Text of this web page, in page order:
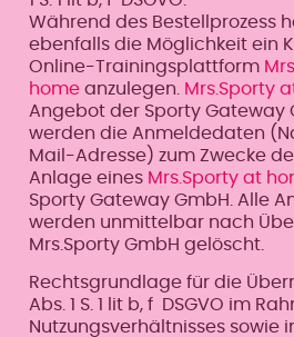
Während des Bestellprozess
ebenfalls die Möglichkeit ein
Online-Trainingsplattform
homeanzulegen. Mrs.Sporty
Angebot der Sporty Gateway
werden die Anmeldedaten
Mail-Adresse) zum Zwecke
Anlage eines Mrs.Sporty at
Sporty Gateway GmbH. Alle
werden unmittelbar nach
Mrs.Sporty GmbH gelöscht.
Rechtsgrundlage für die
Abs. 1 S. 1 lit b, f DSGVO im
Nutzungsverhältnisses sowie